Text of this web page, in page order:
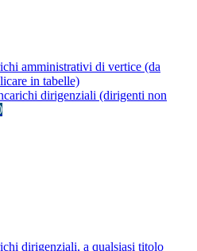
amministrativi di vertice (da
in tabelle)
dirigenziali (dirigenti non
dirigenziali, a qualsiasi titolo